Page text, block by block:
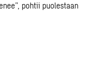
pohtii puolestaan